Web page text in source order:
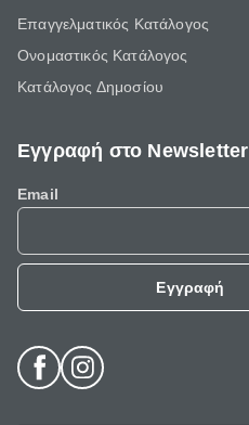
Επαγγελματικός Κατάλογος
Ονομαστικός Κατάλογος
Κατάλογος Δημοσίου
Εγγραφή στο Newsletter
Email
Εγγραφή